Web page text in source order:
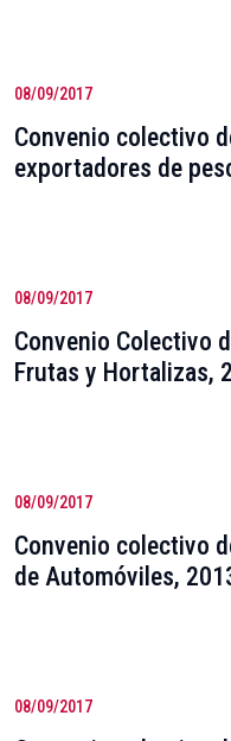
08/09/2017
Convenio colectivo
exportadores de
08/09/2017
Convenio Colectivo
Frutas y Hortalizas,
08/09/2017
Convenio colectivo
de Automóviles,
08/09/2017